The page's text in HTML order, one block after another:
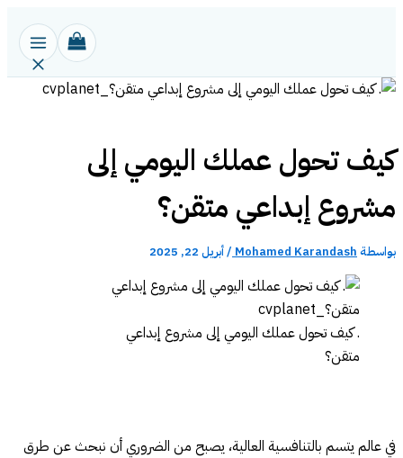
كيف تحول عملك اليومي إلى
مشروع إبداعي متقن؟
بواسطة Mohamed Karandash
/أبريل 22, 2025
. كيف تحول عملك اليومي إلى مشروع إبداعي
متقن؟
في عالم يتسم بالتنافسية العالية، يصبح من الضروري أن نبحث عن طرق